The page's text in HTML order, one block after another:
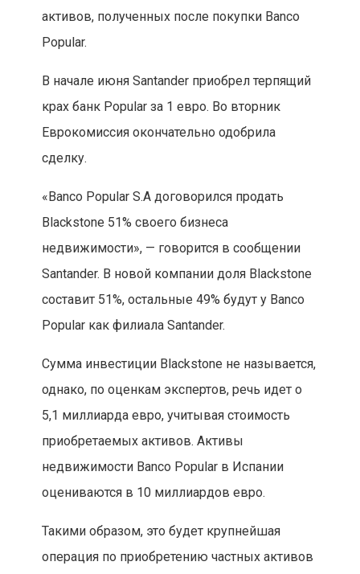
активов, полученных после покупки Banco
Popular.
В начале июня Santander приобрел терпящий
крах банк Popular за 1 евро. Во вторник
Еврокомиссия окончательно одобрила
сделку.
«Banco Popular S.A договорился продать
Blackstone 51% своего бизнеса
недвижимости», — говорится в сообщении
Santander. В новой компании доля Blackstone
составит 51%, остальные 49% будут у Banco
Popular как филиала Santander.
Сумма инвестиции Blackstone не называется,
однако, по оценкам экспертов, речь идет о
5,1 миллиарда евро, учитывая стоимость
приобретаемых активов. Активы
недвижимости Banco Popular в Испании
оцениваются в 10 миллиардов евро.
Такими образом, это будет крупнейшая
операция по приобретению частных активов